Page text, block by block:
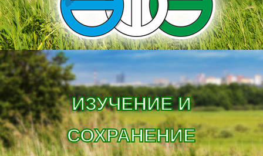
ИЗУЧЕНИЕ И
СОХРАНЕНИЕ